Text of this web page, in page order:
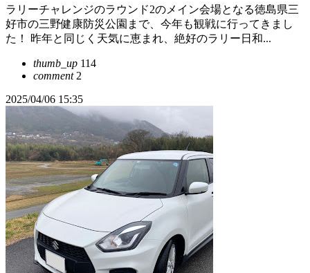
ラリーチャレンジのラウンド2のメイン会場となる徳島県三
好市の三野健康防災公園まで、今年も観戦に行ってきまし
た！ 昨年と同じく天気に恵まれ、絶好のラリー日和...
thumb_up 114
comment2
2025/04/06 15:35